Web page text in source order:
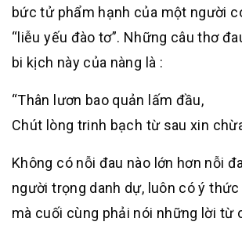
bức tử phẩm hạnh của một người
“liễu yếu đào tơ”. Những câu thơ
bi kịch này của nàng là :
“Thân lươn bao quản lấm đầu,
Chút lòng trinh bạch từ sau xin
Không có nỗi đau nào lớn hơn nỗi
người trọng danh dự, luôn có ý
mà cuối cùng phải nói những lời từ